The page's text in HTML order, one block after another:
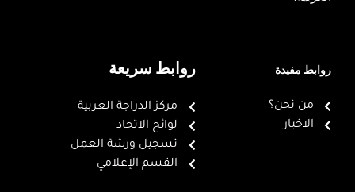
روابط مفيدة
من نحن؟
الاخبار
روابط سريعة
مركز الدراجة العربية
لوائح الاتحاد
تسجيل ورشة العمل
القسم الإعلامي